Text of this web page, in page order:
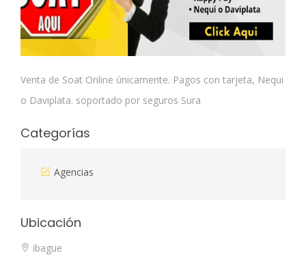
Venta de Soat Online únicamente. Pagos con tarjeta, Nequi
o Daviplata. soportado por seguros Sura
Categorías
Agencias
Ubicación
ibague